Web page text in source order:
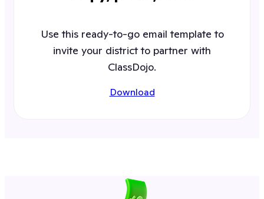
Use this ready-to-go email template to
invite your district to partner with
ClassDojo.
Download